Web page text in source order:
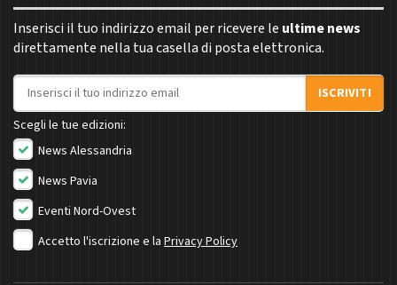
Inserisci il tuo indirizzo email per ricevere le ultime news
direttamente nella tua casella di posta elettronica.
Indirizzo email
ISCRIVITI
Scegli le tue edizioni:
News Alessandria
News Pavia
Eventi Nord-Ovest
Accetto l'iscrizione e la Privacy Policy